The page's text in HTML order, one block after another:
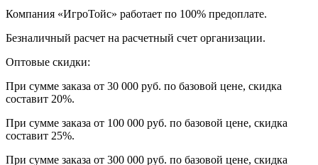
Компания «ИгроТойс» работает по 100% предоплате.
Безналичный расчет на расчетный счет организации.
Оптовые скидки:
При сумме заказа от 30 000 руб. по базовой цене, скидка
составит 20%.
При сумме заказа от 100 000 руб. по базовой цене, скидка
составит 25%.
При сумме заказа от 300 000 руб. по базовой цене, скидка